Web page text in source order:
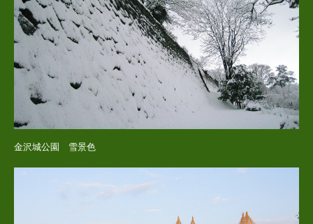
金沢城公園 雪景色